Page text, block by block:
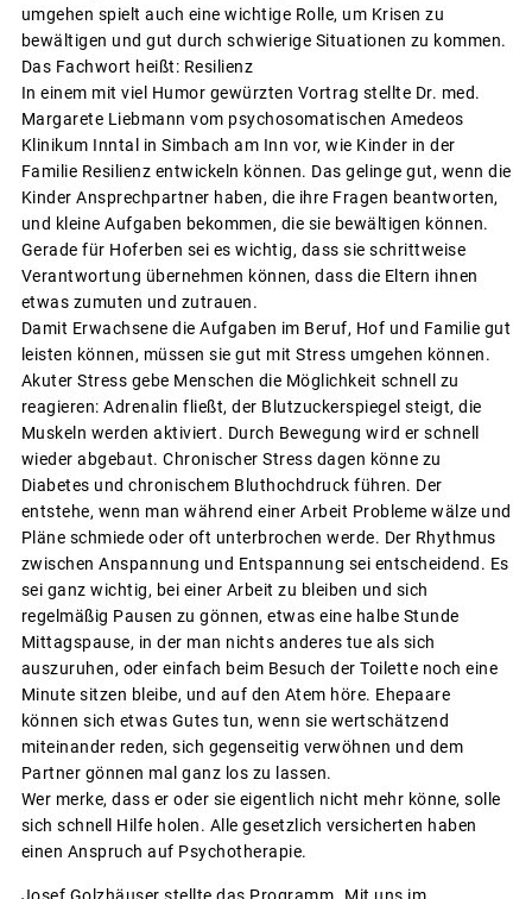
umgehen spielt auch eine wichtige Rolle, um Krisen zu
bewältigen und gut durch schwierige Situationen zu kommen.
Das Fachwort heißt: Resilienz
In einem mit viel Humor gewürzten Vortrag stellte Dr. med.
Margarete Liebmann vom psychosomatischen Amedeos
Klinikum Inntal in Simbach am Inn vor, wie Kinder in der
Familie Resilienz entwickeln können. Das gelinge gut, wenn die
Kinder Ansprechpartner haben, die ihre Fragen beantworten,
und kleine Aufgaben bekommen, die sie bewältigen können.
Gerade für Hoferben sei es wichtig, dass sie schrittweise
Verantwortung übernehmen können, dass die Eltern ihnen
etwas zumuten und zutrauen.
Damit Erwachsene die Aufgaben im Beruf, Hof und Familie gut
leisten können, müssen sie gut mit Stress umgehen können.
Akuter Stress gebe Menschen die Möglichkeit schnell zu
reagieren: Adrenalin fließt, der Blutzuckerspiegel steigt, die
Muskeln werden aktiviert. Durch Bewegung wird er schnell
wieder abgebaut. Chronischer Stress dagen könne zu
Diabetes und chronischem Bluthochdruck führen. Der
entstehe, wenn man während einer Arbeit Probleme wälze und
Pläne schmiede oder oft unterbrochen werde. Der Rhythmus
zwischen Anspannung und Entspannung sei entscheidend. Es
sei ganz wichtig, bei einer Arbeit zu bleiben und sich
regelmäßig Pausen zu gönnen, etwas eine halbe Stunde
Mittagspause, in der man nichts anderes tue als sich
auszuruhen, oder einfach beim Besuch der Toilette noch eine
Minute sitzen bleibe, und auf den Atem höre. Ehepaare
können sich etwas Gutes tun, wenn sie wertschätzend
miteinander reden, sich gegenseitig verwöhnen und dem
Partner gönnen mal ganz los zu lassen.
Wer merke, dass er oder sie eigentlich nicht mehr könne, solle
sich schnell Hilfe holen. Alle gesetzlich versicherten haben
einen Anspruch auf Psychotherapie.